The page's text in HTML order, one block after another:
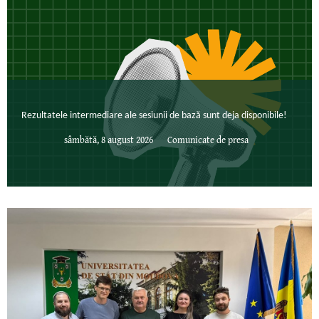
Rezultatele intermediare ale sesiunii de bază sunt deja disponibile!
sâmbătă, 8 august 2026 Comunicate de presa